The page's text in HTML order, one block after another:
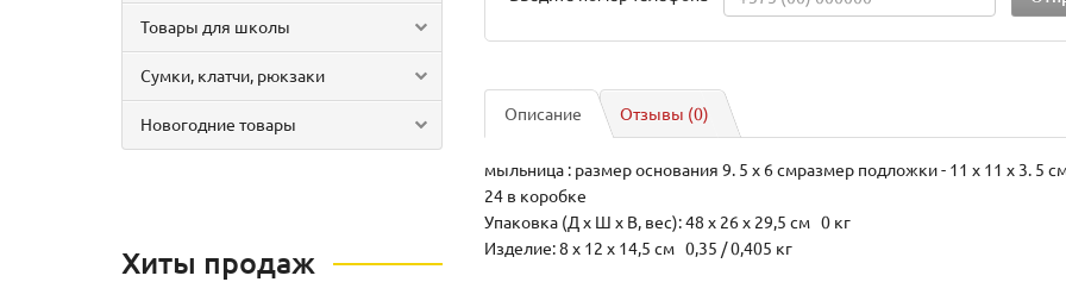
Товары для школы
Сумки, клатчи, рюкзаки
Новогодние товары
Хиты продаж
Описание Отзывы (0)
мыльница : размер основания 9. 5 х 6 смразмер подложки - 11 х 11 х 3. 5
24 в коробке
Упаковка (Д х Ш х В, вес): 48 x 26 x 29,5 см 0 кг
Изделие: 8 x 12 x 14,5 см 0,35 / 0,405 кг